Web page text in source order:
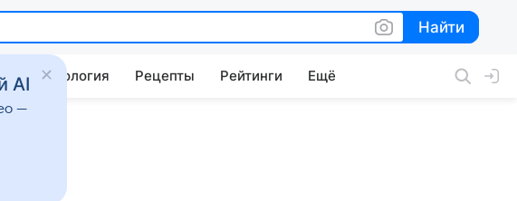
Найти
Найти
Психология Рецепты Рейтинги Ещё
AI
—